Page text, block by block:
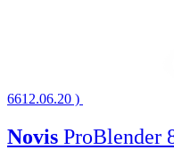
6612.06.20 )
Novis ProBlender